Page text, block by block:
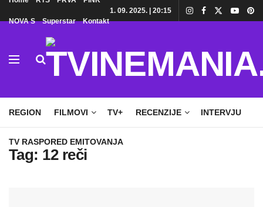
NOVA S Superstar Kontakt
1. 09. 2025. | 20:15
REGION FILMOVI TV+ RECENZIJE INTERVJU
TV RASPORED EMITOVANJA
Tag: 12 reči